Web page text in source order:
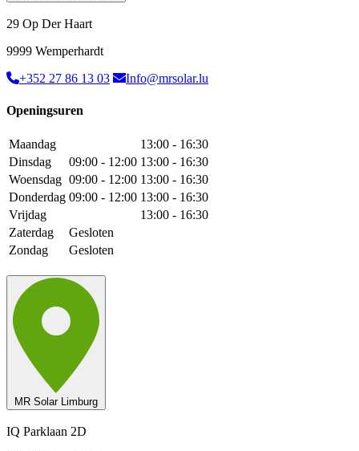
29 Op Der Haart
9999 Wemperhardt
+352 27 86 13 03
Info@mrsolar.lu
Openingsuren
Maandag
13:00 - 16:30
Dinsdag
09:00 - 12:00 13:00 - 16:30
Woensdag 09:00 - 12:00 13:00 - 16:30
Donderdag 09:00 - 12:00 13:00 - 16:30
Vrijdag
13:00 - 16:30
Zaterdag
Gesloten
Zondag
Gesloten
MR Solar Limburg
IQ Parklaan 2D